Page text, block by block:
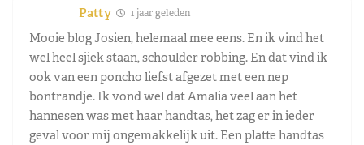
Patty 1 jaar geleden
Mooie blog Josien, helemaal mee eens. En ik vind het
wel heel sjiek staan, schoulder robbing. En dat vind ik
ook van een poncho liefst afgezet met een nep
bontrandje. Ik vond wel dat Amalia veel aan het
hannesen was met haar handtas, het zag er in ieder
geval voor mij ongemakkelijk uit. Een platte handtas